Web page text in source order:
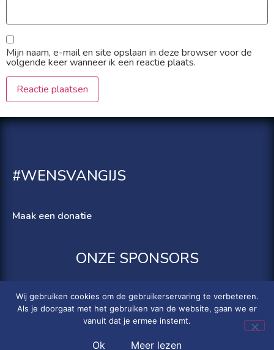
Mijn naam, e-mail en site opslaan in deze browser voor de
volgende keer wanneer ik een reactie plaats.
#WENSVANGIJS
Maak een donatie
ONZE SPONSORS
© 2022 Stichting Gijsje Eigenwijsje |Privacyverklaring
| Website by
Allroundweb & Studio MH
Wij gebruiken cookies om de gebruikerservaring te verbeteren.
Als je doorgaat met het gebruiken van de website, gaan we er
vanuit dat je ermee instemt.
Ok Meer lezen